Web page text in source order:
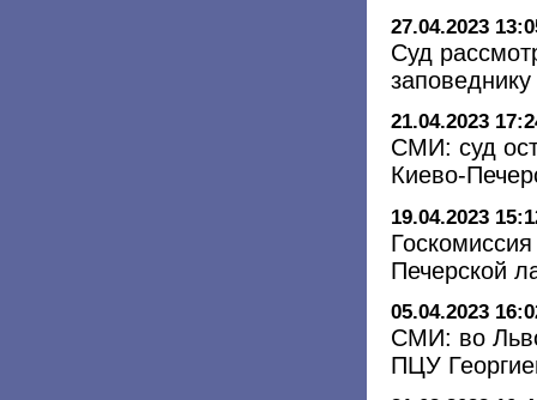
27.04.2023
Суд
21.04.2023
СМИ: суд
Киево-
19.04.2023
Печерской
05.04.2023
СМИ: во
ПЦУ